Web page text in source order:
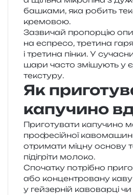
ба­шка­ми, яка робить
кремовою.
Зазвичай про­пор­цію
на еспре­со, тре­ти­на
і тре­ти­на пінки. У
шари часто змі­шу­ють у
текстуру.
Як
капучино
Приготувати капу­чи­но
про­фе­сій­ної
отри­ма­ти міцну осно­ву
піді­грі­ти молоко.
Спочатку потрі­бно
або кон­цен­тро­ва­ну
у гей­зер­ній каво­вар­ці